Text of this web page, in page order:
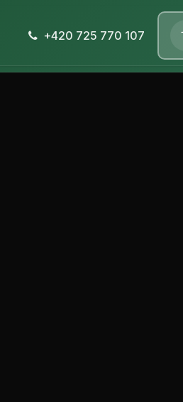
Nabídka Společnost
+420 725 770 107